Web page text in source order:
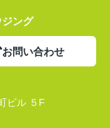
ング
お問い合わせ
ビル ５F